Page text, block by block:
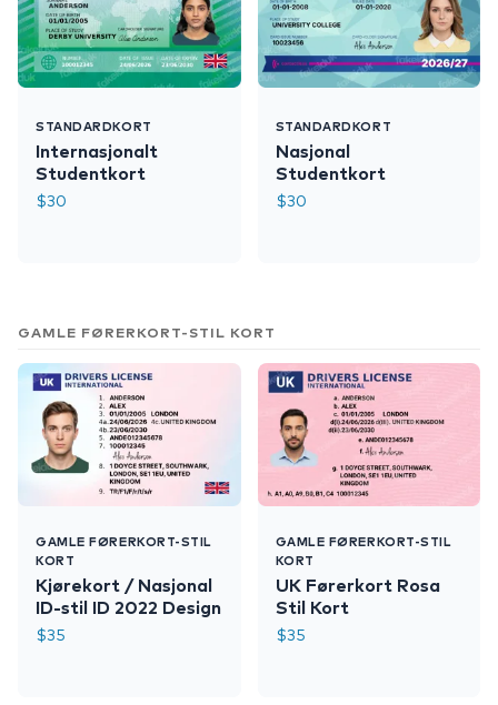
STANDARDKORT
Internasjonalt
Studentkort
$30
STANDARDKORT
Nasjonal
Studentkort
$30
GAMLE FØRERKORT-STIL KORT
GAMLE FØRERKORT-STIL
KORT
Kjørekort / Nasjonal
ID-stil ID 2022 Design
$35
GAMLE FØRERKORT-STIL
KORT
UK Førerkort Rosa
Stil Kort
$35